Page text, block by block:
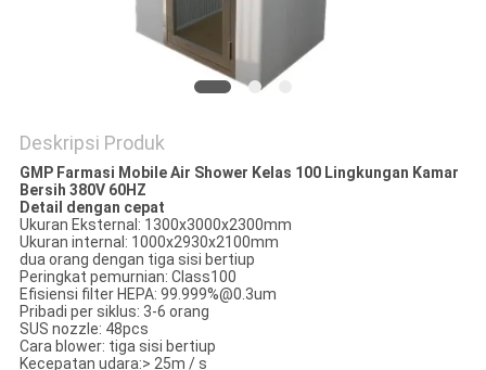
Deskripsi Produk
GMP Farmasi Mobile Air Shower Kelas 100 Lingkungan Kamar
Bersih 380V 60HZ
Detail dengan cepat
Ukuran Eksternal: 1300x3000x2300mm
Ukuran internal: 1000x2930x2100mm
dua orang dengan tiga sisi bertiup
Peringkat pemurnian: Class100
Efisiensi filter HEPA: 99.999%@0.3um
Pribadi per siklus: 3-6 orang
SUS nozzle: 48pcs
Cara blower: tiga sisi bertiup
Kecepatan udara:> 25m / s